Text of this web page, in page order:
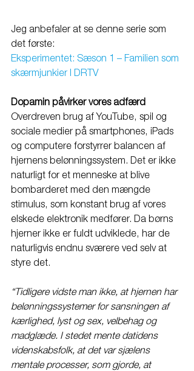
Jeg anbefaler at se denne serie som
det første:
Eksperimentet: Sæson 1 – Familien som
skærmjunkier | DRTV
Dopamin påvirker vores adfærd
Overdreven brug af YouTube, spil og
sociale medier på smartphones, iPads
og computere forstyrrer balancen af
hjernens belønningssystem. Det er ikke
naturligt for et menneske at blive
bombarderet med den mængde
stimulus, som konstant brug af vores
elskede elektronik medfører. Da børns
hjerner ikke er fuldt udviklede, har de
naturligvis endnu sværere ved selv at
styre det.
“Tidligere vidste man ikke, at hjernen har
belønningssystemer for sansningen af
kærlighed, lyst og sex, velbehag og
madglæde. I stedet mente datidens
videnskabsfolk, at det var sjælens
mentale processer, som gjorde, at